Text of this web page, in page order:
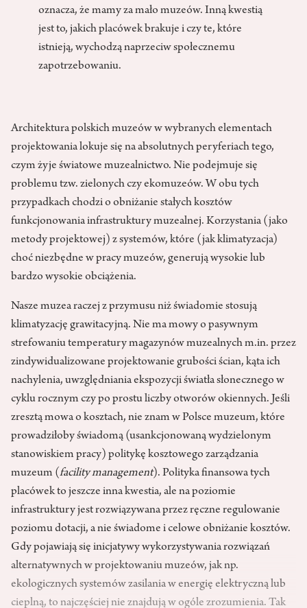
oznacza, że mamy za mało muzeów. Inną kwestią
jest to, jakich placówek brakuje i czy te, które
istnieją, wychodzą naprzeciw społecznemu
zapotrzebowaniu.
Architektura polskich muzeów w wybranych elementach
projektowania lokuje się na absolutnych peryferiach tego,
czym żyje światowe muzealnictwo. Nie podejmuje się
problemu tzw. zielonych czy ekomuzeów. W obu tych
przypadkach chodzi o obniżanie stałych kosztów
funkcjonowania infrastruktury muzealnej. Korzystania (jako
metody projektowej) z systemów, które (jak klimatyzacja)
choć niezbędne w pracy muzeów, generują wysokie lub
bardzo wysokie obciążenia.
Nasze muzea raczej z przymusu niż świadomie stosują
klimatyzację grawitacyjną. Nie ma mowy o pasywnym
strefowaniu temperatury magazynów muzealnych m.in. przez
zindywidualizowane projektowanie grubości ścian, kąta ich
nachylenia, uwzględniania ekspozycji światła słonecznego w
cyklu rocznym czy po prostu liczby otworów okiennych. Jeśli
zresztą mowa o kosztach, nie znam w Polsce muzeum, które
prowadziłoby świadomą (usankcjonowaną wydzielonym
stanowiskiem pracy) politykę kosztowego zarządzania
muzeum (facility management). Polityka finansowa tych
placówek to jeszcze inna kwestia, ale na poziomie
infrastruktury jest rozwiązywana przez ręczne regulowanie
poziomu dotacji, a nie świadome i celowe obniżanie kosztów.
Gdy pojawiają się inicjatywy wykorzystywania rozwiązań
alternatywnych w projektowaniu muzeów, jak np.
ekologicznych systemów zasilania w energię elektryczną lub
cieplną, to najczęściej nie znajdują w ogóle zrozumienia. Tak